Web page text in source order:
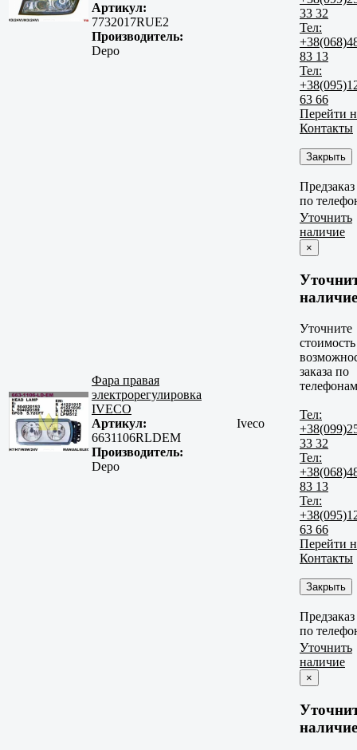
Артикул:
7732017RUE2
Производитель:
Depo
33 32
Тел:
83 13
Тел:
63 66
Перейти
Контакты
Закрыть
Предзаказ
по
Фара правая
электрорегулировка
IVECO
Артикул:
6631106RLDEM
Производитель:
Depo
Iveco
Уточнить
наличие
×
наличие
Уточните
заказа по
Тел:
33 32
Тел:
83 13
Тел:
63 66
Перейти
Контакты
Закрыть
Предзаказ
по
Уточнить
наличие
×
наличие